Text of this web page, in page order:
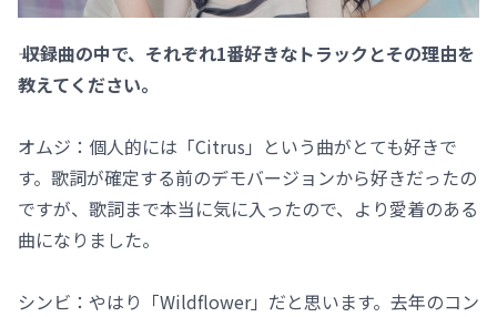
―― 収録曲の中で、それぞれ1番好きなトラックとその理由を
教えてください。
オムジ：個人的には「Citrus」という曲がとても好きで
す。歌詞が確定する前のデモバージョンから好きだったの
ですが、歌詞まで本当に気に入ったので、より愛着のある
曲になりました。
シンビ：やはり「Wildflower」だと思います。去年のコン